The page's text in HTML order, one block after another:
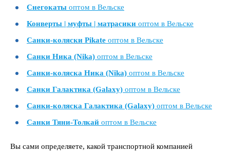
Снегокаты оптом в Вельске
Конверты | муфты | матрасики оптом в Вельске
Санки-коляски Pikate оптом в Вельске
Санки Ника (Nika) оптом в Вельске
Санки-коляска Ника (Nika) оптом в Вельске
Санки Галактика (Galaxy) оптом в Вельске
Санки-коляска Галактика (Galaxy) оптом в Вельске
Санки Тяни-Толкай оптом в Вельске
Вы сами определяете, какой транспортной компанией